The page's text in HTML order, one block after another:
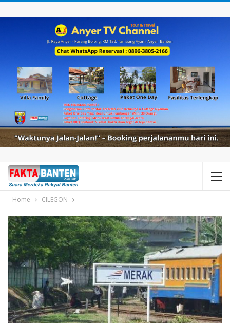
Home CILEGON